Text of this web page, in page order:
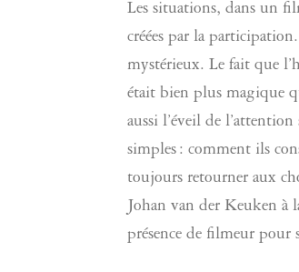
Les situations, dans un
créées par la
mystérieux. Le fait que
était bien plus magique
aussi l’éveil de
simples : comment ils
toujours retourner aux
Johan van der Keuken à
présence de filmeur pour